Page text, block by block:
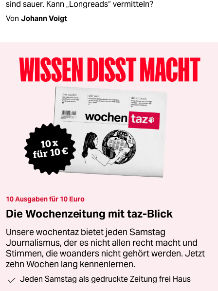
sind sauer. Kann „Longreads“ vermitteln?
Von Johann Voigt
10 Ausgaben für 10 Euro
Die Wochenzeitung mit taz-Blick
Unsere wochentaz bietet jeden Samstag
Journalismus, der es nicht allen recht macht und
Stimmen, die woanders nicht gehört werden. Jetzt
zehn Wochen lang kennenlernen.
Jeden Samstag als gedruckte Zeitung frei Haus